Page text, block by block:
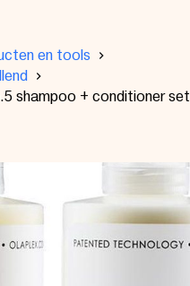
en tools
shampoo + conditioner set